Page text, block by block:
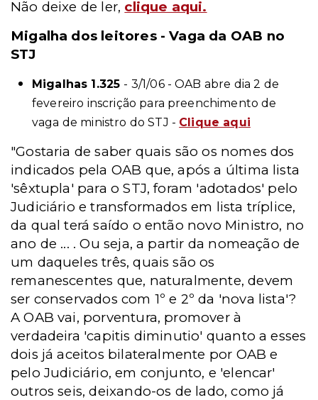
Não deixe de ler, clique aqui.
Migalha dos leitores - Vaga da OAB no
STJ
Migalhas 1.325 - 3/1/06 - OAB abre dia 2 de
fevereiro inscrição para preenchimento de
vaga de ministro do STJ - Clique aqui
"Gostaria de saber quais são os nomes dos
indicados pela OAB que, após a última lista
'sêxtupla' para o STJ, foram 'adotados' pelo
Judiciário e transformados em lista tríplice,
da qual terá saído o então novo Ministro, no
ano de ... . Ou seja, a partir da nomeação de
um daqueles três, quais são os
remanescentes que, naturalmente, devem
ser conservados com 1º e 2º da 'nova lista'?
A OAB vai, porventura, promover à
verdadeira 'capitis diminutio' quanto a esses
dois já aceitos bilateralmente por OAB e
pelo Judiciário, em conjunto, e 'elencar'
outros seis, deixando-os de lado, como já